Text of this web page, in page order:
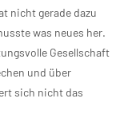
nicht gerade dazu
was neues her.
Gesellschaft
und über
sich nicht das